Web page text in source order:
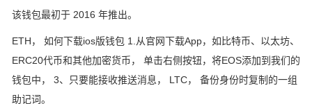
该钱包最初于 2016 年推出。
ETH， 如何下载ios版钱包 1.从官网下载App，如比特币、以太坊、
ERC20代币和其他加密货币， 单击右侧按钮，将EOS添加到我们的
钱包中， 3、只要能接收推送消息， LTC， 备份身份时复制的一组
助记词。